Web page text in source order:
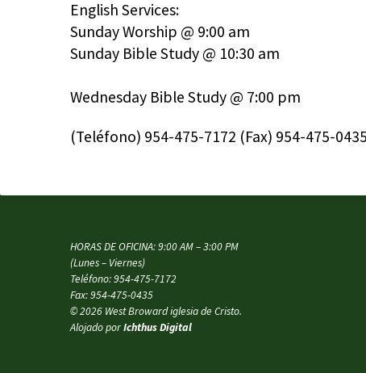
English Services:
Sunday Worship @ 9:00 am
Sunday Bible Study @ 10:30 am
Wednesday Bible Study @ 7:00 pm
(Teléfono) 954-475-7172 (Fax) 954-475-0435
HORAS DE OFICINA: 9:00 AM – 3:00 PM
(Lunes – Viernes)
Teléfono: 954-475-7172
Fax: 954-475-0435
© 2026 West Broward iglesia de Cristo.
Alojado porIchthus Digital